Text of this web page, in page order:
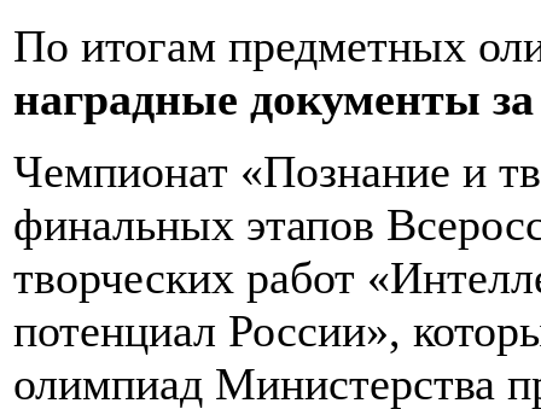
По итогам предметных
наградные документы
Чемпионат «Познание и
финальных этапов
творческих работ
потенциал России»,
олимпиад Министерства